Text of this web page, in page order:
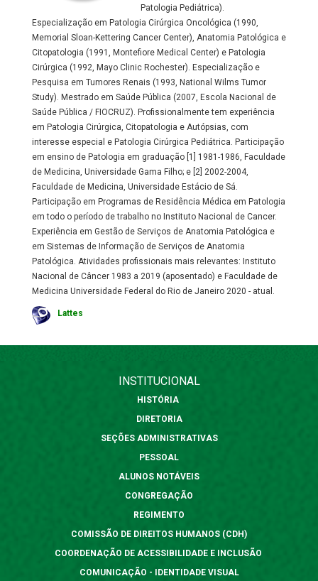
Patologia Pediátrica).
Especialização em Patologia Cirúrgica Oncológica (1990,
Memorial Sloan-Kettering Cancer Center), Anatomia Patológica e
Citopatologia (1991, Montefiore Medical Center) e Patologia
Cirúrgica (1992, Mayo Clinic Rochester). Especialização e
Pesquisa em Tumores Renais (1993, National Wilms Tumor
Study). Mestrado em Saúde Pública (2007, Escola Nacional de
Saúde Pública / FIOCRUZ). Profissionalmente tem experiência
em Patologia Cirúrgica, Citopatologia e Autópsias, com
interesse especial e Patologia Cirúrgica Pediátrica. Participação
em ensino de Patologia em graduação [1] 1981-1986, Faculdade
de Medicina, Universidade Gama Filho; e [2] 2002-2004,
Faculdade de Medicina, Universidade Estácio de Sá.
Participação em Programas de Residência Médica em Patologia
em todo o período de trabalho no Instituto Nacional de Cancer.
Experiência em Gestão de Serviços de Anatomia Patológica e
em Sistemas de Informação de Serviços de Anatomia
Patológica. Atividades profissionais mais relevantes: Instituto
Nacional de Câncer 1983 a 2019 (aposentado) e Faculdade de
Medicina Universidade Federal do Rio de Janeiro 2020 - atual.
Lattes
INSTITUCIONAL
HISTÓRIA
DIRETORIA
SEÇÕES ADMINISTRATIVAS
PESSOAL
ALUNOS NOTÁVEIS
CONGREGAÇÃO
REGIMENTO
COMISSÃO DE DIREITOS HUMANOS (CDH)
COORDENAÇÃO DE ACESSIBILIDADE E INCLUSÃO
COMUNICAÇÃO - IDENTIDADE VISUAL